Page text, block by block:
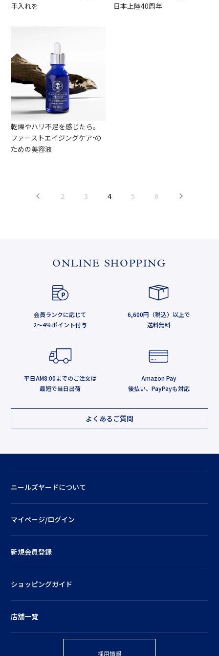
手入れを
日本上陸40周年
乾燥やハリ不足を感じたら。
ファーストエイジングケア*の
ための美容液
< 2 3 4 5 6
>
ONLINE SHOPPING
会員ランクに応じて
2～4％ポイント付与
6,600円（税込）以上で
送料無料
平日AM8:00までのご注文は
最短で当日出荷
Amazon Pay
後払い、PayPayも対応
よくあるご質問
ニールズヤードについて
マイページ/ログイン
新規会員登録
ショッピングガイド
店舗一覧
採用情報